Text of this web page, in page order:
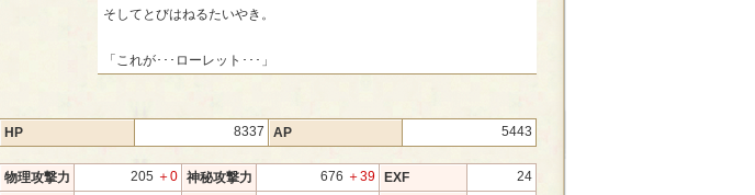
そしてとびはねるたいやき。
「これが･･･ローレット･･･」
HP 8337 AP 5443
物理攻撃力 205 ＋0 神秘攻撃力 676 ＋39 EXF
24